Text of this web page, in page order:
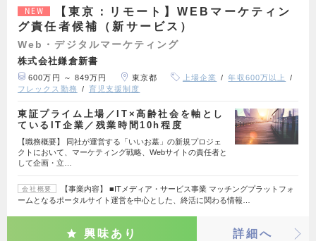
NEW
【東京：リモート】WEBマーケティン
グ責任者候補（新サービス）
Web・デジタルマーケティング
株式会社鎌倉新書
600万円 ～ 849万円 東京都 上場企業
年収600万以上
フレックス勤務
育児支援制度
東証プライム上場／IT×高齢社会を軸とし
ているIT企業／残業時間10h程度
【職務概要】 同社が運営する「いいお墓」の新規プロジェ
クトにおいて、マーケティング戦略、Webサイトの責任者と
して企画・立…
会社概要
【事業内容】 ■ITメディア・サービス事業 マッチングプラットフォ
ームとなるポータルサイト運営を中心とした、終活に関わる情報…
興味あり 詳細へ